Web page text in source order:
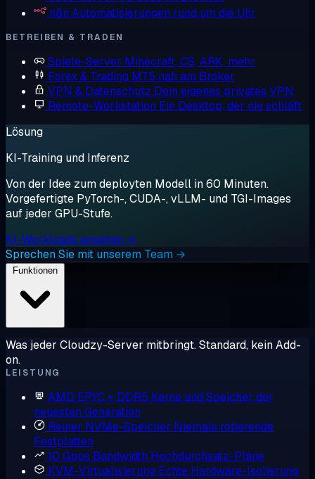
n8n Automatisierungen rund um die Uhr
BETREIBEN & TRADEN
Spiele-Server Minecraft, CS, ARK, mehr
Forex & Trading MT5 nah am Broker
VPN & Datenschutz Dein eigenes privates VPN
Remote-Workstation Ein Desktop, der nie schläft
Lösung
KI-Training und Inferenz
Von der Idee zum deployten Modell in 60 Minuten.
Vorgefertigte PyTorch-, CUDA-, vLLM- und TGI-Images
auf jeder GPU-Stufe.
KI-Workloads ansehen →
Sprechen Sie mit unserem Team →
Was jeder Cloudzy-Server mitbringt. Standard, kein Add-
on.
LEISTUNG
AMD EPYC + DDR5 Kerne und Speicher der
neuesten Generation
Reiner NVMe-Speicher Niemals rotierende
Festplatten
10 Gbps Bandwidth Hochdurchsatz-Pläne
KVM-Virtualisierung Echte Hardware-Isolierung